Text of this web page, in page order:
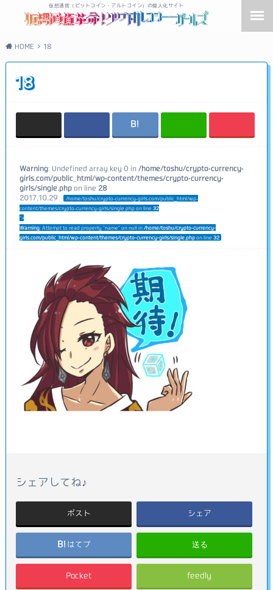
仮想通貨（ビットコイン・アルトコイン）の擬人化サイト
HOME 18
18
Warning: Undefined array key 0 in /home/toshu/crypto-currency-
girls.com/public_html/wp-content/themes/crypto-currency-
girls/single.php on line 28
2017.10.29
/home/toshu/crypto-currency-girls.com/public_html/wp-
content/themes/crypto-currency-girls/single.php on line32
">
Warning: Attempt to read property "name" on null in /home/toshu/crypto-currency-
girls.com/public_html/wp-content/themes/crypto-currency-girls/single.php on line32
シェアしてね♪
ポスト シェア
はてブ 送る
Pocket feedly